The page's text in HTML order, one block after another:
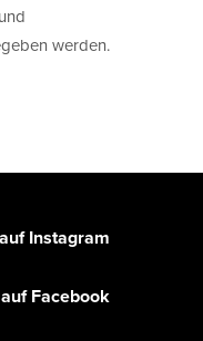
und
werden.
Instagram
Facebook